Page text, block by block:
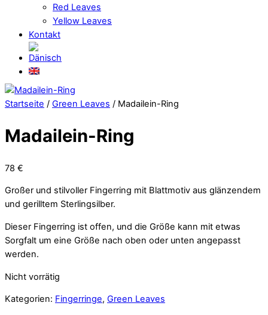
Red Leaves
Yellow Leaves
Kontakt
Close
Menu
Startseite / Green Leaves / Madailein-Ring
Madailein-Ring
78 €
Großer und stilvoller Fingerring mit Blattmotiv aus glänzendem
und gerilltem Sterlingsilber.
Dieser Fingerring ist offen, und die Größe kann mit etwas
Sorgfalt um eine Größe nach oben oder unten angepasst
werden.
Nicht vorrätig
Kategorien: Fingerringe, Green Leaves